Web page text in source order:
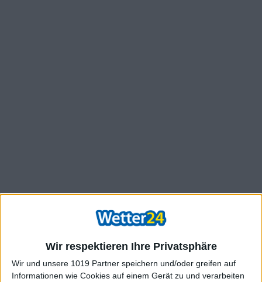
Wir respektieren Ihre Privatsphäre
Wir und unsere 1019 Partner speichern und/oder greifen auf
Informationen wie Cookies auf einem Gerät zu und verarbeiten